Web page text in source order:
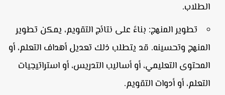
الطلاب.
تطوير المنهج:بناءً على نتائج التقويم، يمكن تطوير
المنهج وتحسينه. قد يتطلب ذلك تعديل أهداف التعلم، أو
المحتوى التعليمي، أو أساليب التدريس، أو استراتيجيات
التعلم، أو أدوات التقويم.